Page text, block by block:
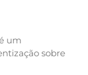
um
sobre